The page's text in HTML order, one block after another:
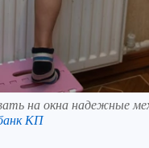
на окна надежные
КП